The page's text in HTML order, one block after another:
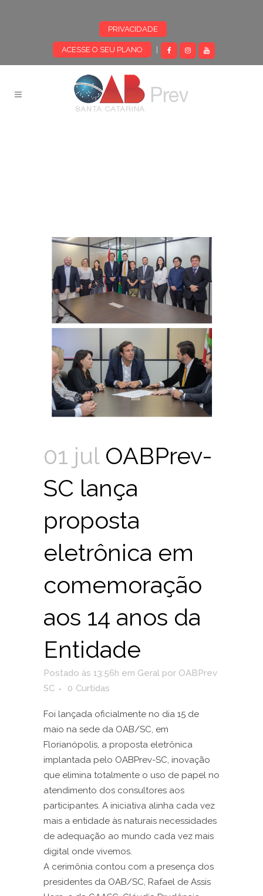
PRIVACIDADE
ACESSE O SEU PLANO
01 julOABPrev-
SC lança
proposta
eletrônica em
comemoração
aos 14 anos da
Entidade
Postado às 13:56h em Geral por OABPrev
SC
0 Curtidas
Foi lançada oficialmente no dia 15 de
maio na sede da OAB/SC, em
Florianópolis, a proposta eletrônica
implantada pelo OABPrev-SC, inovação
que elimina totalmente o uso de papel no
atendimento dos consultores aos
participantes. A iniciativa alinha cada vez
mais a entidade às naturais necessidades
de adequação ao mundo cada vez mais
digital onde vivemos.
A cerimônia contou com a presença dos
presidentes da OAB/SC, Rafael de Assis